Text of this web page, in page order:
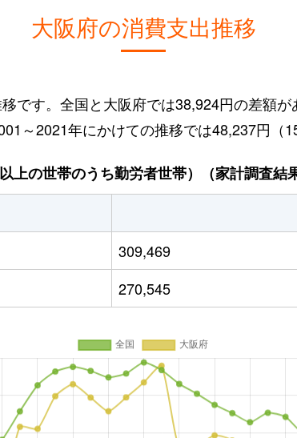
大阪府の消費支出推移
です。全国と大阪府では38,924円の差額
～2021年にかけての推移では48,237円（
上の世帯のうち勤労者世帯）（家計調査結
309,469
270,545